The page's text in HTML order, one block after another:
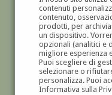
contenuti
contenuto,
prodotti, per
un dispositivo.
opzionali (analitici e
migliore esperienza
Puoi scegliere di
selezionare o
personalizza. Puoi
Informativa sulla
DIPINTI